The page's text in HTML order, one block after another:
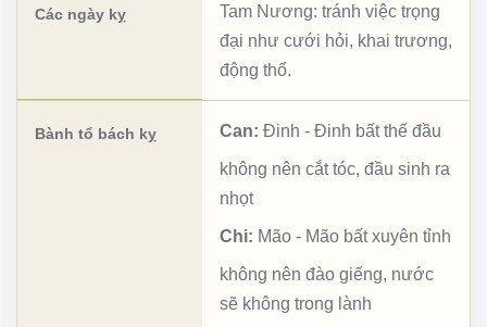
Các ngày kỵ
Tam Nương: tránh việc trọng
đại như cưới hỏi, khai trương,
động thổ.
Bành tổ bách kỵ Can: Đinh - Đinh bất thế đầu
không nên cắt tóc, đầu sinh ra
nhọt
Chi: Mão - Mão bất xuyên tỉnh
không nên đào giếng, nước
sẽ không trong lành